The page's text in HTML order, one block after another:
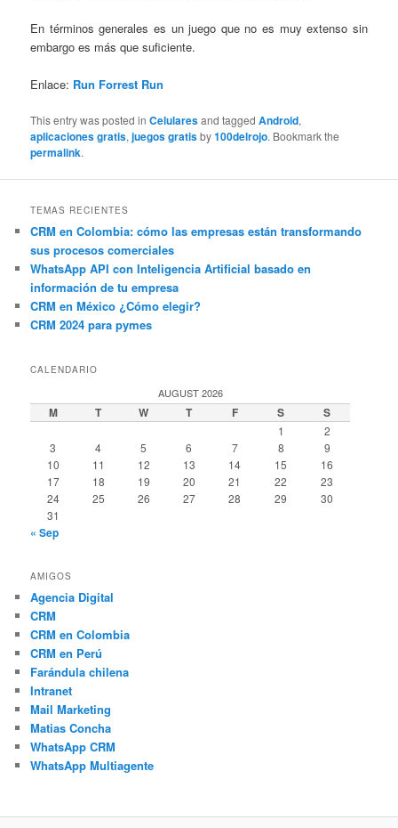
En términos generales es un juego que no es muy extenso sin
embargo es más que suficiente.
Enlace: Run Forrest Run
This entry was posted inCelularesand taggedAndroid,
aplicaciones gratis,juegos gratisby100delrojo. Bookmark the
permalink.
TEMAS RECIENTES
CRM en Colombia: cómo las empresas están transformando
sus procesos comerciales
WhatsApp API con Inteligencia Artificial basado en
información de tu empresa
CRM en México ¿Cómo elegir?
CRM 2024 para pymes
CALENDARIO
AUGUST 2026
M T W T F S S
1
2
3
4 5 6 7 8
9
10
11 12 13 14 15
16
17
18 19 20 21 22
23
24
25 26 27 28 29
30
31
« Sep
AMIGOS
Agencia Digital
CRM
CRM en Colombia
CRM en Perú
Farándula chilena
Intranet
Mail Marketing
Matias Concha
WhatsApp CRM
WhatsApp Multiagente